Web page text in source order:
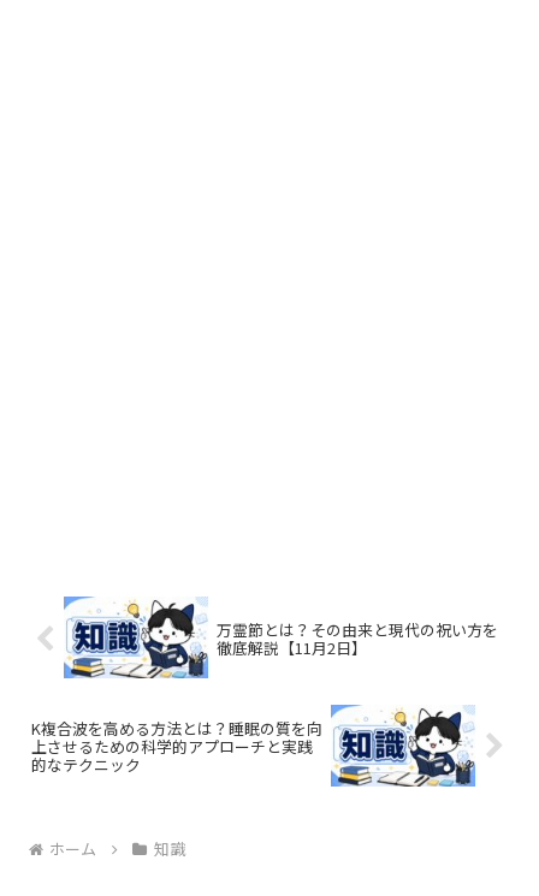
万霊節とは？その由来と現代の祝い方を
徹底解説【11月2日】
K複合波を高める方法とは？睡眠の質を向
上させるための科学的アプローチと実践
的なテクニック
ホーム 知識